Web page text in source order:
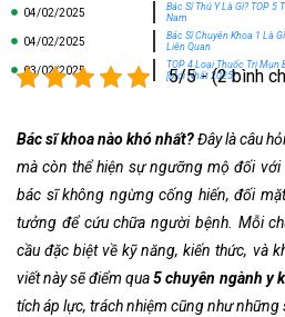
04/02/2025
Bác Sĩ Thú Y Là Gì? TOP 5
Nam
04/02/2025
Bác Sĩ Chuyên Khoa 1 Là
Liên Quan
03/02/2025
TOP 4 Loại Thuốc Trị Mụn
[Mới Nhất 2025]
5/5 - (2 bình
Bác sĩ khoa nào khó nhất?Đây là câu
mà còn thể hiện sự ngưỡng mộ đối
bác sĩ không ngừng cống hiến, đối
tưởng để cứu chữa người bệnh. Mỗi
cầu đặc biệt về kỹ năng, kiến thức, và
viết này sẽ điểm qua5 chuyên ngành y
tích áp lực, trách nhiệm cũng như những